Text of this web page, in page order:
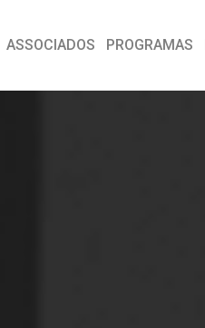
ASSOCIADOS PROGRAMAS